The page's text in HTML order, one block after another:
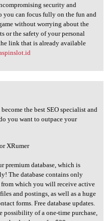
security and
you can focus fully on the fun and
without worrying about the
or the safety of your personal
link that is already available
the best SEO specialist and
you want to outpace your
XRumer
premium database, which is
The database contains only
from which you will receive active
and postings, as well as a huge
forms. Free database updates.
possibility of a one-time purchase,